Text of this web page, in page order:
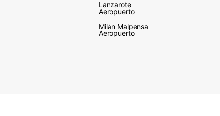
Lanzarote
Aeropuerto
Milán Malpensa
Aeropuerto